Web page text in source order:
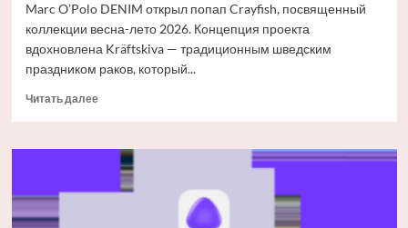
Marc O’Polo DENIM открыл попап Crayfish, посвященный
коллекции весна-лето 2026. Концепция проекта
вдохновлена Kräftskiva — традиционным шведским
праздником раков, который...
Читать далееПрочитать
Marc
O’Polo
Denim